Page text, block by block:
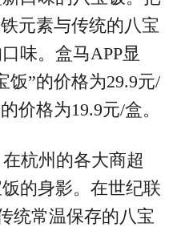
元素与传统的八宝
味。盒马APP显
饭”的价格为29.9元/
价格为19.9元/盒。
杭州的各大商超
的身影。在世纪联
统常温保存的八宝